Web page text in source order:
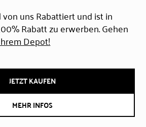
uns Rabattiert und ist in
Rabatt zu erwerben. Gehen
Depot!
JETZT KAUFEN
MEHR INFOS